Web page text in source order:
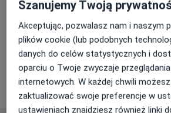
Ten specjalista przyjmuje wyłącznie
znaleźć innego specjalistę, który
ubezpieczenie.
Szukaj specjalistów według
Szanujemy Twoją
Akceptując, pozwalasz nam i naszym
plików cookie (lub podobnych
danych do celów statystycznych i
oparciu o Twoje zwyczaje
internetowych. W każdej chwili
zaktualizować swoje preferencje w
ustawieniach znajdziesz również linki